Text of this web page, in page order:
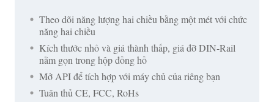
Theo dõi năng lượng hai chiều bằng một mét với chức
năng hai chiều
Kích thước nhỏ và giá thành thấp, giá đỡ DIN-Rail
nằm gọn trong hộp đồng hồ
Mở API để tích hợp với máy chủ của riêng bạn
Tuân thủ CE, FCC, RoHs